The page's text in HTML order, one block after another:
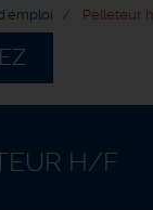
Pelleteur
H/F